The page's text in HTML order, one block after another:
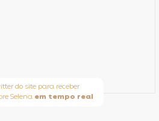
do site para receber
Selena em tempo real